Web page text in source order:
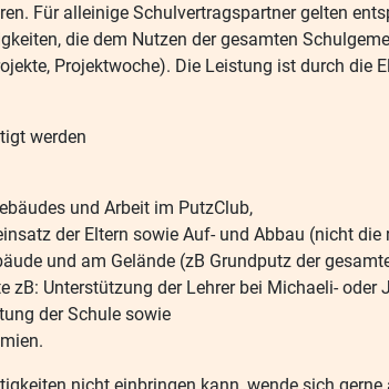
Für alleinige Schulvertragspartner gelten
die dem Nutzen der gesamten
Projektwoche). Die Leistung ist durch
werden
und Arbeit im PutzClub,
der Eltern sowie Auf- und Abbau (nicht die
und am Gelände (zB Grundputz der
zB: Unterstützung der Lehrer bei Michaeli- oder
der Schule sowie
nicht einbringen kann, wende sich gerne